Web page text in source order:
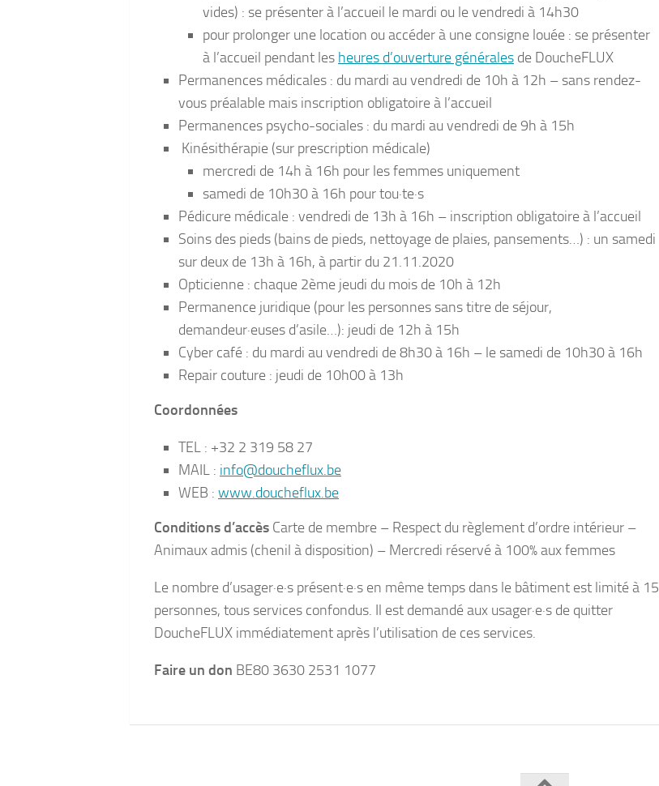
vides) : se présenter à l’accueil le mardi ou le vendredi à 14h30
pour prolonger une location ou accéder à une consigne louée : se présenter
à l’accueil pendant les heures d’ouverture générales de DoucheFLUX
Permanences médicales : du mardi au vendredi de 10h à 12h – sans rendez-
vous préalable mais inscription obligatoire à l’accueil
Permanences psycho-sociales : du mardi au vendredi de 9h à 15h
Kinésithérapie (sur prescription médicale)
mercredi de 14h à 16h pour les femmes uniquement
samedi de 10h30 à 16h pour tou·te·s
Pédicure médicale : vendredi de 13h à 16h – inscription obligatoire à l’accueil
Soins des pieds (bains de pieds, nettoyage de plaies, pansements…) : un samedi
sur deux de 13h à 16h, à partir du 21.11.2020
Opticienne : chaque 2ème jeudi du mois de 10h à 12h
Permanence juridique (pour les personnes sans titre de séjour,
demandeur·euses d’asile…): jeudi de 12h à 15h
Cyber café : du mardi au vendredi de 8h30 à 16h – le samedi de 10h30 à 16h
Repair couture : jeudi de 10h00 à 13h
Coordonnées
TEL : +32 2 319 58 27
MAIL : info@doucheflux.be
WEB : www.doucheflux.be
Conditions d’accès Carte de membre – Respect du règlement d’ordre intérieur –
Animaux admis (chenil à disposition) – Mercredi réservé à 100% aux femmes
Le nombre d’usager·e·s présent·e·s en même temps dans le bâtiment est limité à 15
personnes, tous services confondus. Il est demandé aux usager·e·s de quitter
DoucheFLUX immédiatement après l’utilisation de ces services.
Faire un don BE80 3630 2531 1077